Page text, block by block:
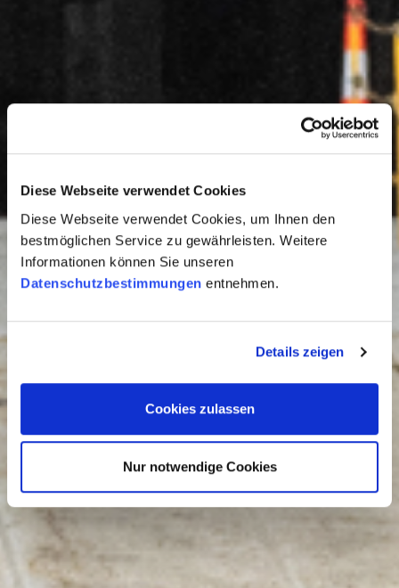
Diese Webseite verwendet Cookies
Diese Webseite verwendet Cookies, um Ihnen den
bestmöglichen Service zu gewährleisten. Weitere
Informationen können Sie unseren
Datenschutzbestimmungen entnehmen.
Details zeigen
Cookies zulassen
Nur notwendige Cookies